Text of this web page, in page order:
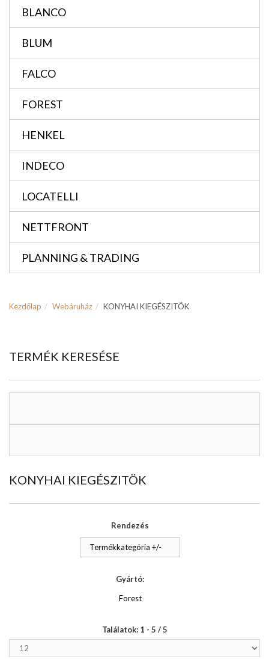
BLANCO
BLUM
FALCO
FOREST
HENKEL
INDECO
LOCATELLI
NETTFRONT
PLANNING & TRADING
Kezdőlap Webáruház KONYHAI KIEGÉSZITÖK
TERMÉK KERESÉSE
KONYHAI KIEGÉSZITÖK
Rendezés
Termékkategória +/-
Gyártó:
Forest
Találatok: 1 - 5 / 5